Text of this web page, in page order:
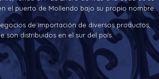
el puerto de Mollendo bajo su propio nombre.
de importación de diversos productos,
son distribuidos en el sur del país.